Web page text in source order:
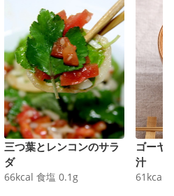
三つ葉とレンコンのサラ
ダ
66kcal 食塩 0.1 g
ゴーヤ
汁
61 kcal